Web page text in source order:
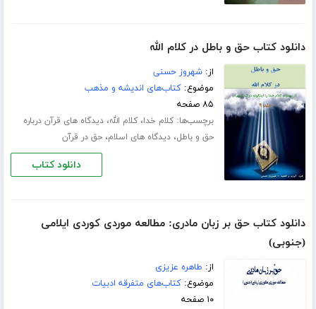
دانلود کتاب حق و باطل در کلام الله
از:شهروز حسنی
موضوع:کتاب‌های اندیشه و مذهب
۸۵ صفحه
برچسب‌ها:کلام خدا،کلام الله،دیدگاه های قرآن درباره
حق و باطل،دیدگاه های اسلام،حق در قرآن
دانلود کتاب
دانلود کتاب حق بر زبان مادری: مطالعه موردی کوردی ایلامی
(جنوبی)
از: طاهره عزیزی
موضوع:کتاب‌های متفرقه ادبیات
۱۰ صفحه